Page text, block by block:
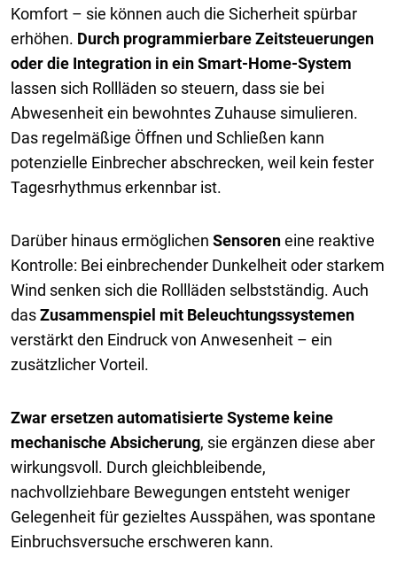
Komfort – sie können auch die Sicherheit spürbar
erhöhen. Durch programmierbare Zeitsteuerungen
oder die Integration in ein Smart-Home-System
lassen sich Rollläden so steuern, dass sie bei
Abwesenheit ein bewohntes Zuhause simulieren.
Das regelmäßige Öffnen und Schließen kann
potenzielle Einbrecher abschrecken, weil kein fester
Tagesrhythmus erkennbar ist.
Darüber hinaus ermöglichen Sensoreneine reaktive
Kontrolle: Bei einbrechender Dunkelheit oder starkem
Wind senken sich die Rollläden selbstständig. Auch
dasZusammenspiel mit Beleuchtungssystemen
verstärkt den Eindruck von Anwesenheit – ein
zusätzlicher Vorteil.
Zwar ersetzen automatisierte Systeme keine
mechanische Absicherung, sie ergänzen diese aber
wirkungsvoll. Durch gleichbleibende,
nachvollziehbare Bewegungen entsteht weniger
Gelegenheit für gezieltes Ausspähen, was spontane
Einbruchsversuche erschweren kann.